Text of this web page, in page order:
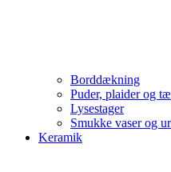
Borddækning
Puder, plaider og
Lysestager
Smukke vaser og
Keramik